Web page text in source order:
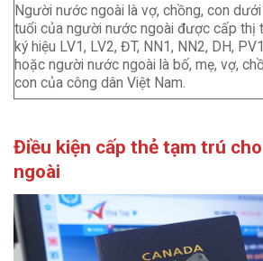
Người nước ngoài là vợ, chồng, con
tuổi của người nước ngoài được cấp thị
ký hiệu LV1, LV2, ĐT, NN1, NN2, DH,
hoặc người nước ngoài là bố, mẹ, vợ,
con của công dân Việt Nam.
Điều kiện cấp thẻ tạm trú
ngoài